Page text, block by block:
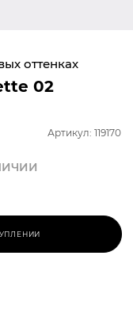
оттенках
02
Артикул: 119170